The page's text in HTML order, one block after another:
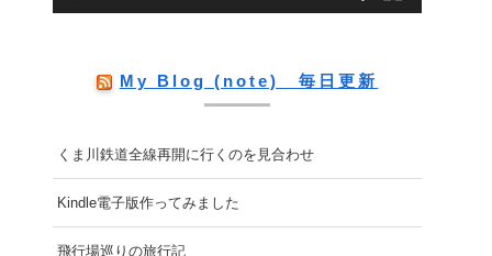
My Blog (note) 毎日更新
くま川鉄道全線再開に行くのを見合わせ
Kindle電子版作ってみました
飛行場巡りの旅行記